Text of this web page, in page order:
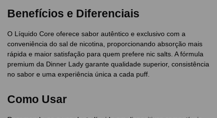
Benefícios e Diferenciais
O Líquido Core oferece sabor autêntico e exclusivo com a
conveniência do sal de nicotina, proporcionando absorção mais
rápida e maior satisfação para quem prefere nic salts. A fórmula
premium da Dinner Lady garante qualidade superior, consistência
no sabor e uma experiência única a cada puff.
Como Usar